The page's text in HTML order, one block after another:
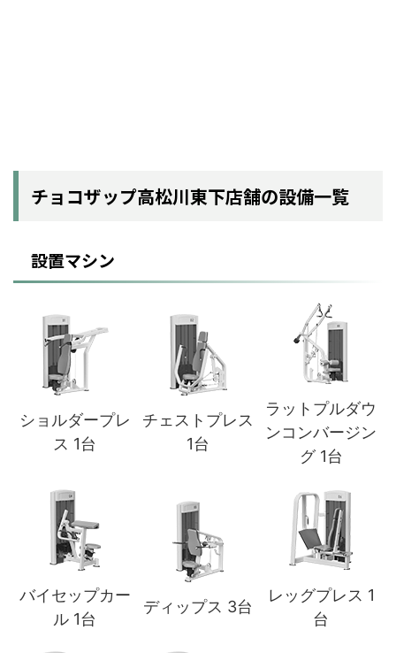
チョコザップ高松川東下店舗の設備一覧
設置マシン
ショルダープレ
ス 1台
チェストプレス
1台
ラットプルダウ
ンコンバージン
グ 1台
バイセップカー
ル 1台
ディップス 3台
レッグプレス 1
台